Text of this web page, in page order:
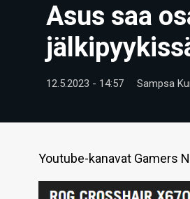
Asus saa
12.5.2023 - 14:57 Sampsa
Youtube-kanavat Gamers